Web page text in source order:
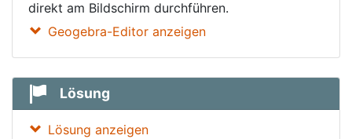
direkt am Bildschirm durchführen.
Geogebra-Editor anzeigen
Lösung
Lösung anzeigen